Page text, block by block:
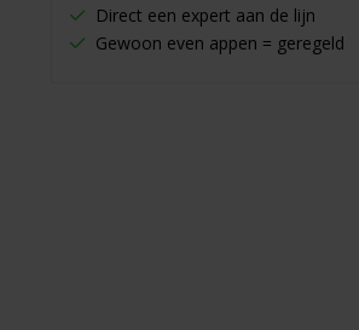
Direct een expert aan de lijn
Gewoon even appen = geregeld